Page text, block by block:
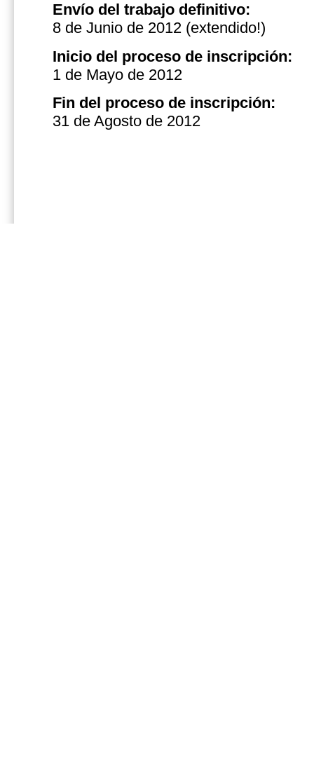
Envío del trabajo definitivo:
8 de Junio de 2012 (extendido!)
Inicio del proceso de inscripción:
1 de Mayo de 2012
Fin del proceso de inscripción:
31 de Agosto de 2012